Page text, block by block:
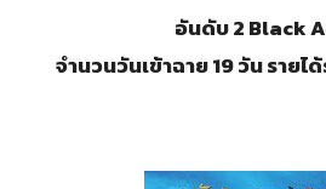
อันดับ 2 Black
จำนวนวันเข้าฉาย 19 วัน รายไ